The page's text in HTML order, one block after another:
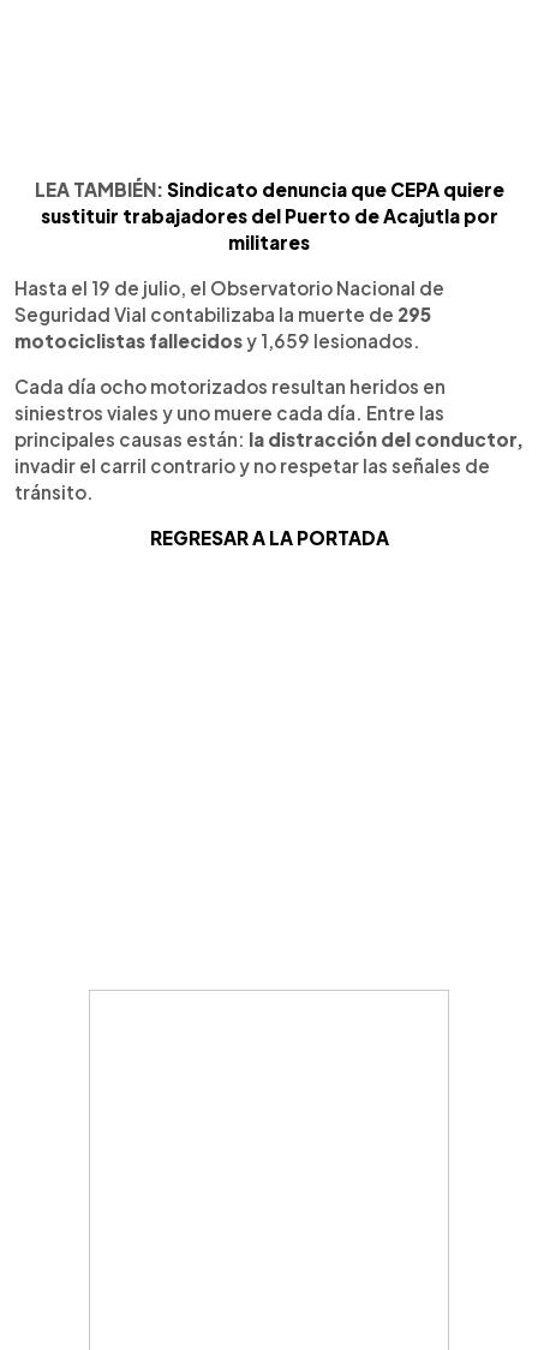
LEA TAMBIÉN: Sindicato denuncia que CEPA quiere
sustituir trabajadores del Puerto de Acajutla por
militares
Hasta el 19 de julio, el Observatorio Nacional de
Seguridad Vial contabilizaba la muerte de 295
motociclistas fallecidosy 1,659 lesionados.
Cada día ocho motorizados resultan heridos en
siniestros viales y uno muere cada día. Entre las
principales causas están: la distracción del conductor,
invadir el carril contrario y no respetar las señales de
tránsito.
REGRESAR A LA PORTADA